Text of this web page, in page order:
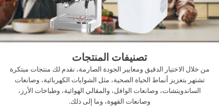
تصنيفات المنتجات
من خلال الاختيار الدقيق ومعايير الجودة الصارمة، نقدم لك منتجات مبتكرة
تشتهر بتعزيز أنماط الحياة الصحية، مثل الشوايات الكهربائية، وصانعات
الساندويتشات، وصانعات الوافل، والمقالي الهوائية، وطباخات الأرز،
وصانعات القهوة، وما إلى ذلك.